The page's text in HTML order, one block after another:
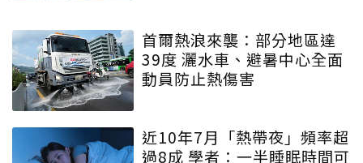
首爾熱浪來襲：部分地區達
39度 灑水車、避暑中心全面
動員防止熱傷害
近10年7月「熱帶夜」頻率超
過8成 學者：一半睡眠時間可